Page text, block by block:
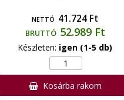
NETTÓ 41.724 Ft
BRUTTÓ 52.989 Ft
Készleten: igen (1-5 db)
Kosárba rakom